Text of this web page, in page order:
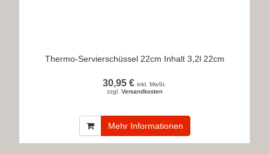
Thermo-Servierschüssel 22cm Inhalt 3,2l 22cm
30,95 € inkl. MwSt.
zzgl. Versandkosten
Mehr Informationen